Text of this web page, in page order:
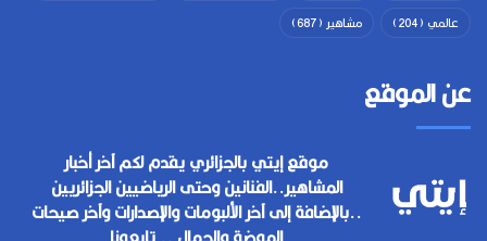
عالمي (204) مشاهير (687)
عن الموقع
موقع إيتي بالجزائري يقدم لكم آخر أخبار
المشاهير..الفنانين وحتى الرياضيين الجزائريين
..بالإضافة إلى آخر الألبومات والإصدارات وآخر صيحات